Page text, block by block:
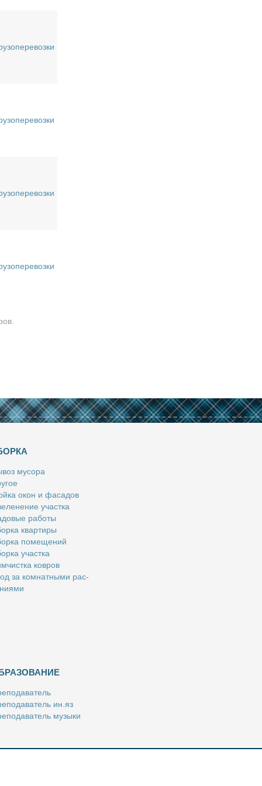
му­со­ра
окон и фа­са­дов
участ­ка
ра­бо­ты
квар­ти­ры
по­ме­ще­ний
участ­ка
ков­ров
за ком­нат­ны­ми рас­
ин.яз
му­зы­ки